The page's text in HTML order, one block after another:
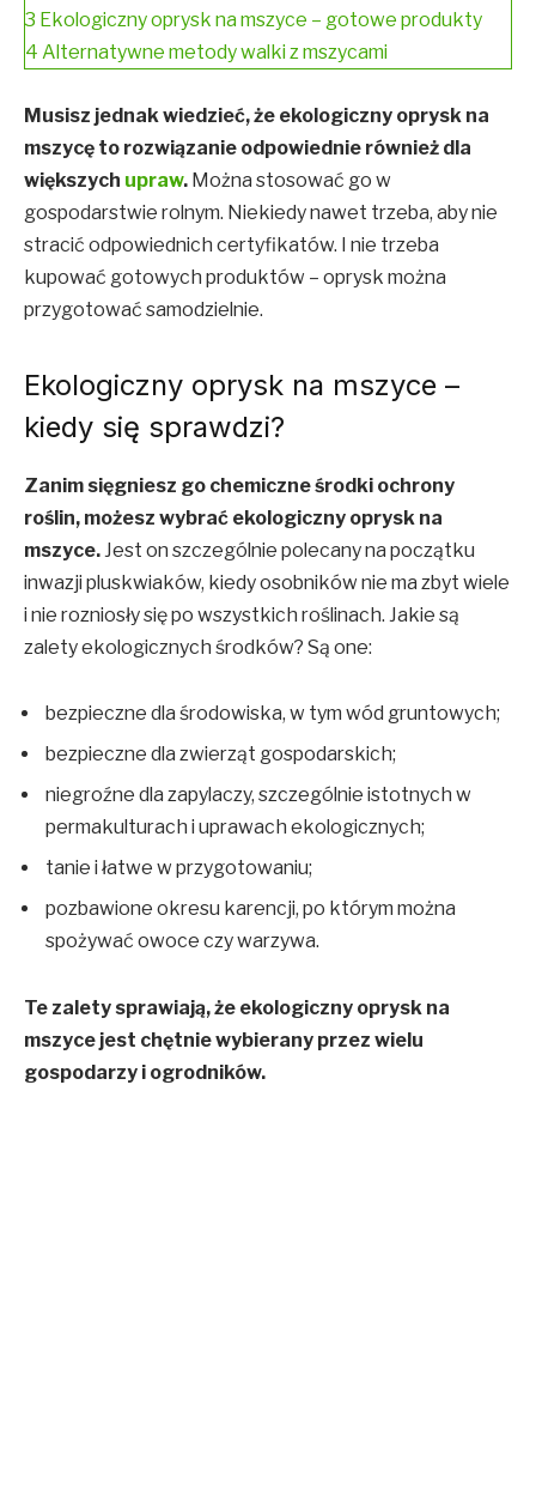
3 Ekologiczny oprysk na mszyce – gotowe produkty
4 Alternatywne metody walki z mszycami
Musisz jednak wiedzieć, że ekologiczny oprysk na
mszycę to rozwiązanie odpowiednie również dla
większych upraw. Można stosować go w
gospodarstwie rolnym. Niekiedy nawet trzeba, aby nie
stracić odpowiednich certyfikatów. I nie trzeba
kupować gotowych produktów – oprysk można
przygotować samodzielnie.
Ekologiczny oprysk na mszyce –
kiedy się sprawdzi?
Zanim sięgniesz go chemiczne środki ochrony
roślin, możesz wybrać ekologiczny oprysk na
mszyce. Jest on szczególnie polecany na początku
inwazji pluskwiaków, kiedy osobników nie ma zbyt wiele
i nie rozniosły się po wszystkich roślinach. Jakie są
zalety ekologicznych środków? Są one:
bezpieczne dla środowiska, w tym wód gruntowych;
bezpieczne dla zwierząt gospodarskich;
niegroźne dla zapylaczy, szczególnie istotnych w
permakulturach i uprawach ekologicznych;
tanie i łatwe w przygotowaniu;
pozbawione okresu karencji, po którym można
spożywać owoce czy warzywa.
Te zalety sprawiają, że ekologiczny oprysk na
mszyce jest chętnie wybierany przez wielu
gospodarzy i ogrodników.